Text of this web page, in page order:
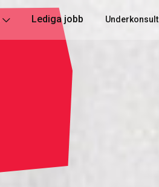
Lediga jobb Underkonsult